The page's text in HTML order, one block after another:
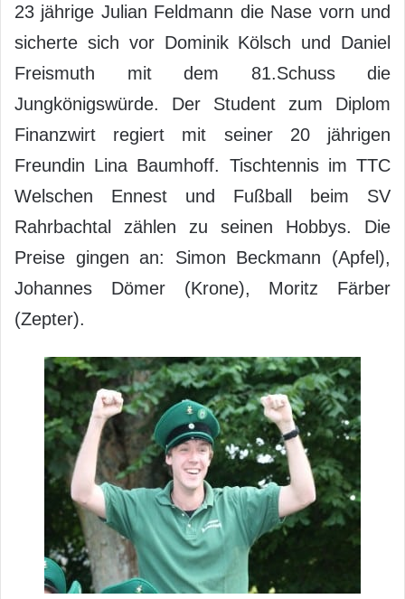
23 jährige Julian Feldmann die Nase vorn und
sicherte sich vor Dominik Kölsch und Daniel
Freismuth mit dem 81.Schuss die
Jungkönigswürde. Der Student zum Diplom
Finanzwirt regiert mit seiner 20 jährigen
Freundin Lina Baumhoff. Tischtennis im TTC
Welschen Ennest und Fußball beim SV
Rahrbachtal zählen zu seinen Hobbys. Die
Preise gingen an: Simon Beckmann (Apfel),
Johannes Dömer (Krone), Moritz Färber
(Zepter).